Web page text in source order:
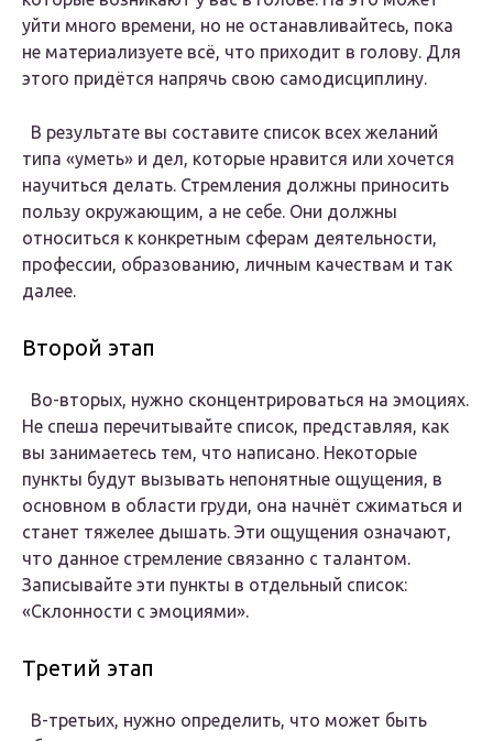
уйти много времени, но не останавливайтесь, пока
не материализуете всё, что приходит в голову. Для
этого придётся напрячь свою самодисциплину.
В результате вы составите список всех желаний
типа «уметь» и дел, которые нравится или хочется
научиться делать. Стремления должны приносить
пользу окружающим, а не себе. Они должны
относиться к конкретным сферам деятельности,
профессии, образованию, личным качествам и так
далее.
Второй этап
Во-вторых, нужно сконцентрироваться на эмоциях.
Не спеша перечитывайте список, представляя, как
вы занимаетесь тем, что написано. Некоторые
пункты будут вызывать непонятные ощущения, в
основном в области груди, она начнёт сжиматься и
станет тяжелее дышать. Эти ощущения означают,
что данное стремление связанно с талантом.
Записывайте эти пункты в отдельный список:
«Склонности с эмоциями».
Третий этап
В-третьих, нужно определить, что может быть